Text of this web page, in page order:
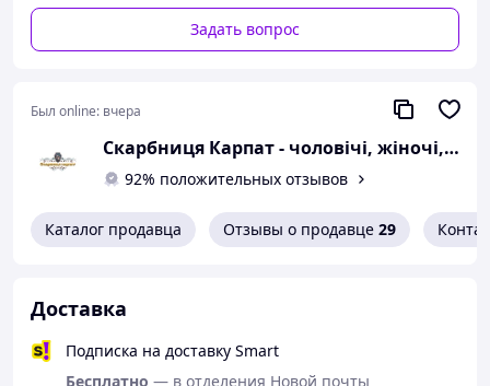
Телефонуйте +38 (067) 967 22 08
Задать вопрос
Был online: вчера
Скарбниця Карпат - чоловічі, жіночі, дитячі вишиванки, гердани, ручної роботи
92% положительных отзывов
Каталог продавца Отзывы о продавце 29
Доставка
Подписка на доставку Smart
Бесплатно — в отделения Новой почты